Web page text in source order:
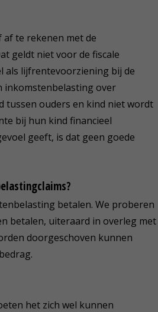
te rekenen met de
geldt niet voor de fiscale
als lijfrentevoorziening bij de
inkomstenbelasting over
tussen ouders en kind niet wordt
bij hun kind financieel
geeft, is dat geen goede
betalen. We proberen
betalen, uiteraard in overleg met
doorgeschoven kunnen
het zich wel kunnen